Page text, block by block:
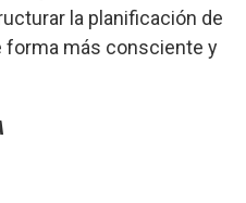
la planificación de
forma más consciente y